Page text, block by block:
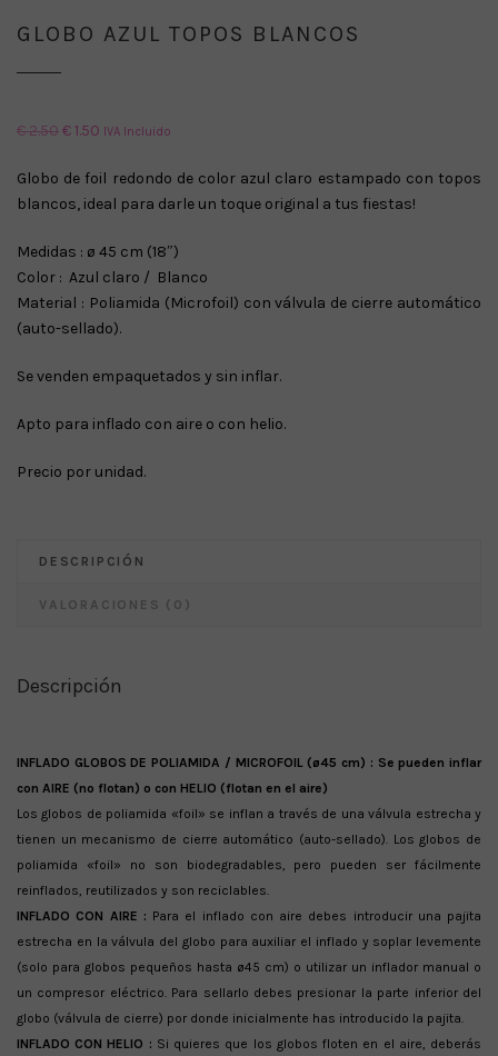
GLOBO AZUL TOPOS BLANCOS
€2.50El
original
era:
€1.50 El
actual
es:
IVA Incluido
Globo de foil redondo de color azul claro estampado con topos
blancos, ideal para darle un toque original a tus fiestas!
Medidas : ø 45 cm (18″)
Color : Azul claro / Blanco
Material : Poliamida (Microfoil) con válvula de cierre automático
(auto-sellado).
Se venden empaquetados y sin inflar.
Apto para inflado con aire o con helio.
Precio por unidad.
DESCRIPCIÓN
VALORACIONES (0)
Descripción
INFLADO GLOBOS DE POLIAMIDA / MICROFOIL (ø45 cm) : Se pueden inflar
con AIRE (no flotan) o con HELIO (flotan en el aire)
Los globos de poliamida «foil» se inflan a través de una válvula estrecha y
tienen un mecanismo de cierre automático (auto-sellado). Los globos de
poliamida «foil» no son biodegradables, pero pueden ser fácilmente
reinflados, reutilizados y son reciclables.
INFLADO CON AIRE : Para el inflado con aire debes introducir una pajita
estrecha en la válvula del globo para auxiliar el inflado y soplar levemente
(solo para globos pequeños hasta ø45 cm) o utilizar un inflador manual o
un compresor eléctrico. Para sellarlo debes presionar la parte inferior del
globo (válvula de cierre) por donde inicialmente has introducido la pajita.
INFLADO CON HELIO : Si quieres que los globos floten en el aire, deberás